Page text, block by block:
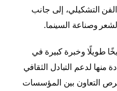
التشكيلي، إلى جانب
وصناعة السينما.
طويلًا وخبرة كبيرة في
منها لدعم التبادل الثقافي
فرص التعاون بين المؤسسات